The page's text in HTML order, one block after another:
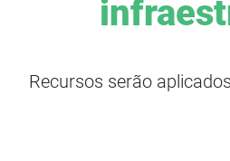
Recursos serão